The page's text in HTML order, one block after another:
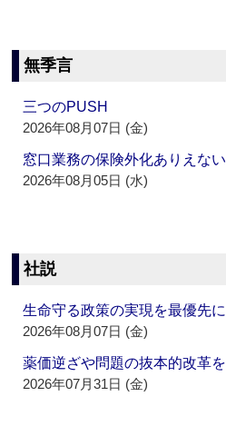
無季言
三つのPUSH
2026年08月07日 (金)
窓口業務の保険外化ありえない
2026年08月05日 (水)
社説
生命守る政策の実現を最優先に
2026年08月07日 (金)
薬価逆ざや問題の抜本的改革を
2026年07月31日 (金)